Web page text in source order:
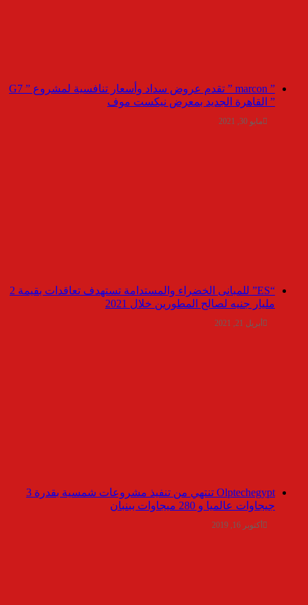
” marcon ” تقدم عروض سداد وأسعار تنافسية لمشروع ” G7
” القاهرة الجديد بمعرض نيكست موف
مايو 30, 2021
“ES” للمبانى الخضراء والمستدامة تستهدف تعاقدات بقيمة 2
مليار جنيه لصالح المطورين خلال 2021
أبريل 21, 2021
Olptechegypt تنتهي من تنفيذ مشروعات شمسية بقدرة 3
جيجاوات عالميا و 280 ميجاوات ببنبان
أكتوبر 16, 2019